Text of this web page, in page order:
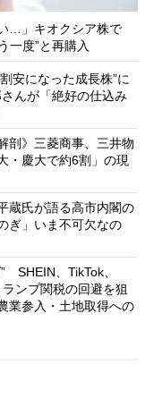
…」キオクシア株で
一度”と再購入
安になった成長株”に
んが「絶好の仕込み
剖》三菱商事、三井物
・慶大で約6割」の現
蔵氏が語る高市内閣の
ぎ」いま不可欠なの
SHEIN、TikTok、
ンプ関税の回避を狙
業参入・土地取得への